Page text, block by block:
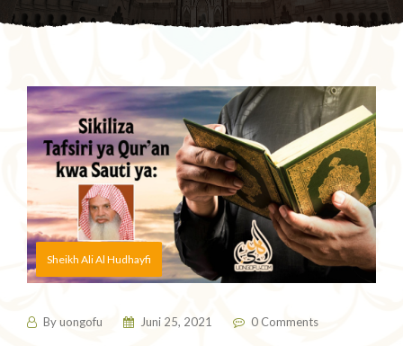
Sheikh Ali Al Hudhayfi
Byuongofu Juni 25, 2021 0 Comments